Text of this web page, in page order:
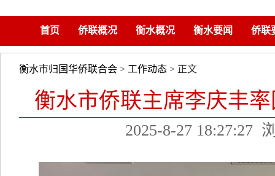
首页 侨联概况 衡水概况 衡水要闻 侨联
衡水市归国华侨联合会 > 工作动态 > 正文
衡水市侨联主席李庆丰
2025-8-27 18:27:27